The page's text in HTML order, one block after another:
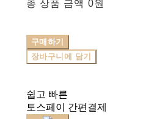
총 상품 금액 0원
구매하기
장바구니에 담기
쉽고 빠른
토스페이 간편결제